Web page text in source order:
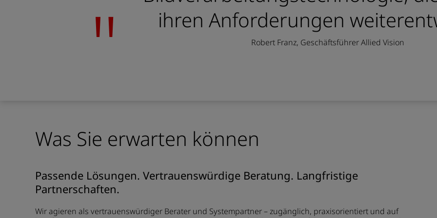
ihren Anforderungen
Robert Franz, Geschäftsführer Allied Vision
Was Sie erwarten können
Passende Lösungen. Vertrauenswürdige Beratung. Langfristige
Partnerschaften.
Wir agieren als vertrauenswürdiger Berater und Systempartner – zugänglich, praxisorientiert und auf